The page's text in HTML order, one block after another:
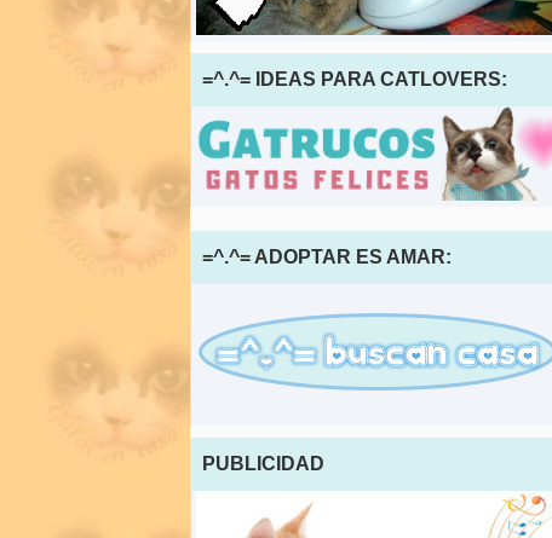
=^.^= IDEAS PARA CATLOVERS:
=^.^= ADOPTAR ES AMAR:
PUBLICIDAD